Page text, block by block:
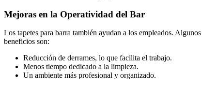
Mejoras en la Operatividad del Bar
Los tapetes para barra también ayudan a los empleados. Algunos
beneficios son:
Reducción de derrames, lo que facilita el trabajo.
Menos tiempo dedicado a la limpieza.
Un ambiente más profesional y organizado.